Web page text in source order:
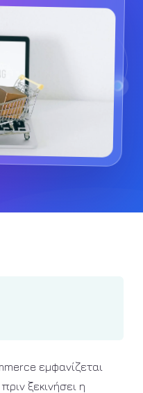
εμφανίζεται
ξεκινήσει η